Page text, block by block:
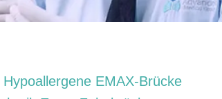
EMAX-Brücke